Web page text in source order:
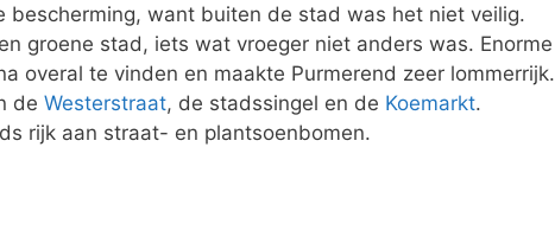
bescherming, want buiten de stad was het niet veilig.
groene stad, iets wat vroeger niet anders was. Enorme
overal te vinden en maakte Purmerend zeer lommerrijk.
de Westerstraat, de stadssingel en de Koemarkt.
rijk aan straat- en plantsoenbomen.